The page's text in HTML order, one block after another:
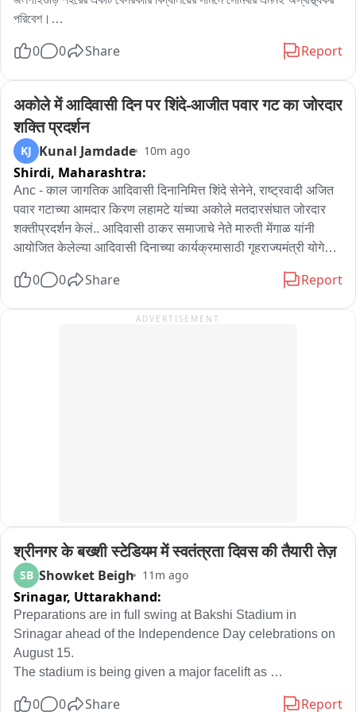
পরিবেশ।
দেয়, আর পচা দুর্গন্ধে স্কুলে আসা শিশু এবং অভিভাবকদের নাজেহাল হন।
0 0 Share Report
अकोले में आदिवासी दिन पर शिंदे-आजीत पवार गट का जोरदार
शक्ति प्रदर्शन
KJ Kunal Jamdade 10m ago
Shirdi, Maharashtra:
Anc - काल जागतिक आदिवासी दिनानिमित्त शिंदे सेनेने, राष्ट्रवादी अजित
पवार गटाच्या आमदार किरण लहामटे यांच्या अकोले मतदारसंघात जोरदार
शक्तीप्रदर्शन केलं.. आदिवासी ठाकर समाजाचे नेते मारुती मेंगाळ यांनी
आयोजित केलेल्या आदिवासी दिनाच्या कार्यक्रमासाठी गृहराज्यमंत्री योगेश
लावली.. यावेळी अकोले शहरातून काढण्यात आलेल्या भव्य रॅलीत हजारो
निवडणुकांमध्ये अकोले तालुक्यात, शिंदेंची शिवसेना आणि राष्ट्रवादी अजित
0 0 Share Report
ADVERTISEMENT
श्रीनगर के बख्शी स्टेडियम में स्वतंत्रता दिवस की तैयारी तेज़
SB Showket Beigh 11m ago
Srinagar, Uttarakhand:
Preparations are in full swing at Bakshi Stadium in
Srinagar ahead of the Independence Day celebrations on
August 15.
The stadium is being given a major facelift as
0 0 Share Report